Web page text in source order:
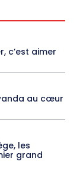
c’est aimer
au cœur
les
grand